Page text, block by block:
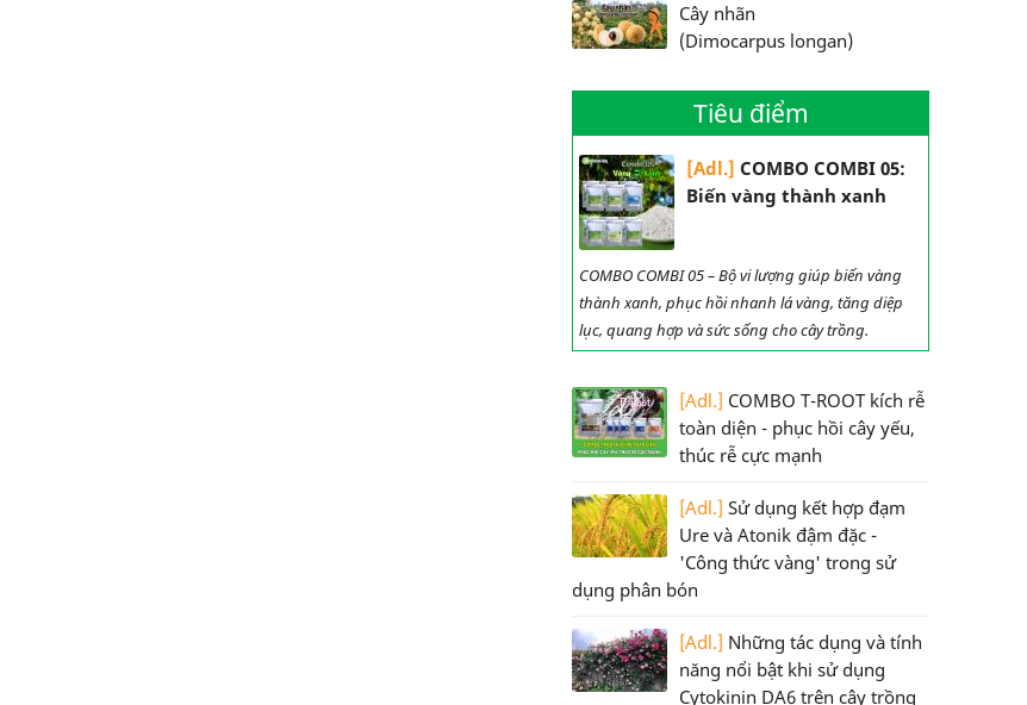
Cây nhãn
(Dimocarpus longan)
Tiêu điểm
[Adl.] COMBO COMBI 05:
Biến vàng thành xanh
COMBO COMBI 05 – Bộ vi lượng giúp biến vàng
thành xanh, phục hồi nhanh lá vàng, tăng diệp
lục, quang hợp và sức sống cho cây trồng.
[Adl.] COMBO T-ROOT kích rễ
toàn diện - phục hồi cây yếu,
thúc rễ cực mạnh
[Adl.] Sử dụng kết hợp đạm
Ure và Atonik đậm đặc -
'Công thức vàng' trong sử
dụng phân bón
[Adl.] Những tác dụng và tính
năng nổi bật khi sử dụng
Cytokinin DA6 trên cây trồng